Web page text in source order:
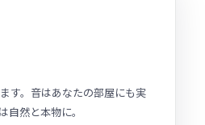
す。音はあなたの部屋にも実
自然と本物に。